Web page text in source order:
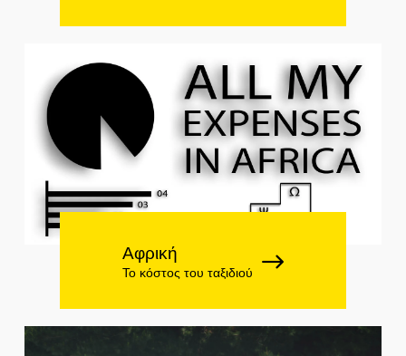
Αφρική
Το κόστος του ταξιδιού